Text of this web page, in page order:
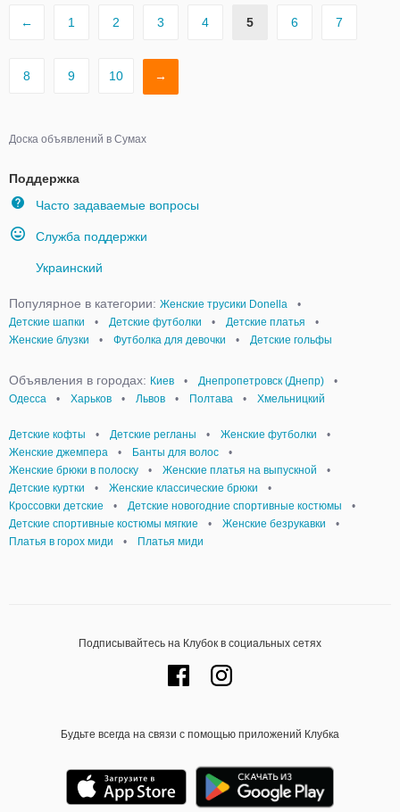
← 1 2 3 4 5 6 7
8 9 10 →
Доска объявлений в Сумах
Поддержка
Часто задаваемые вопросы
Служба поддержки
Украинский
Популярное в категории: Женские трусики Donella
•
Детские шапки
• Детские футболки • Детские платья
•
Женские блузки
• Футболка для девочки • Детские гольфы
Объявления в городах: Киев • Днепропетровск (Днепр)
•
Одесса
• Харьков • Львов • Полтава • Хмельницкий
Детские кофты • Детские регланы • Женские футболки
•
Женские джемпера
• Банты для волос
•
Женские брюки в полоску
• Женские платья на выпускной
•
Детские куртки
• Женские классические брюки
•
Кроссовки детские
• Детские новогодние спортивные костюмы
•
Детские спортивные костюмы мягкие
• Женские безрукавки
•
Платья в горох миди
• Платья миди
Подписывайтесь на Клубок в социальных сетях
Будьте всегда на связи с помощью приложений Клубка